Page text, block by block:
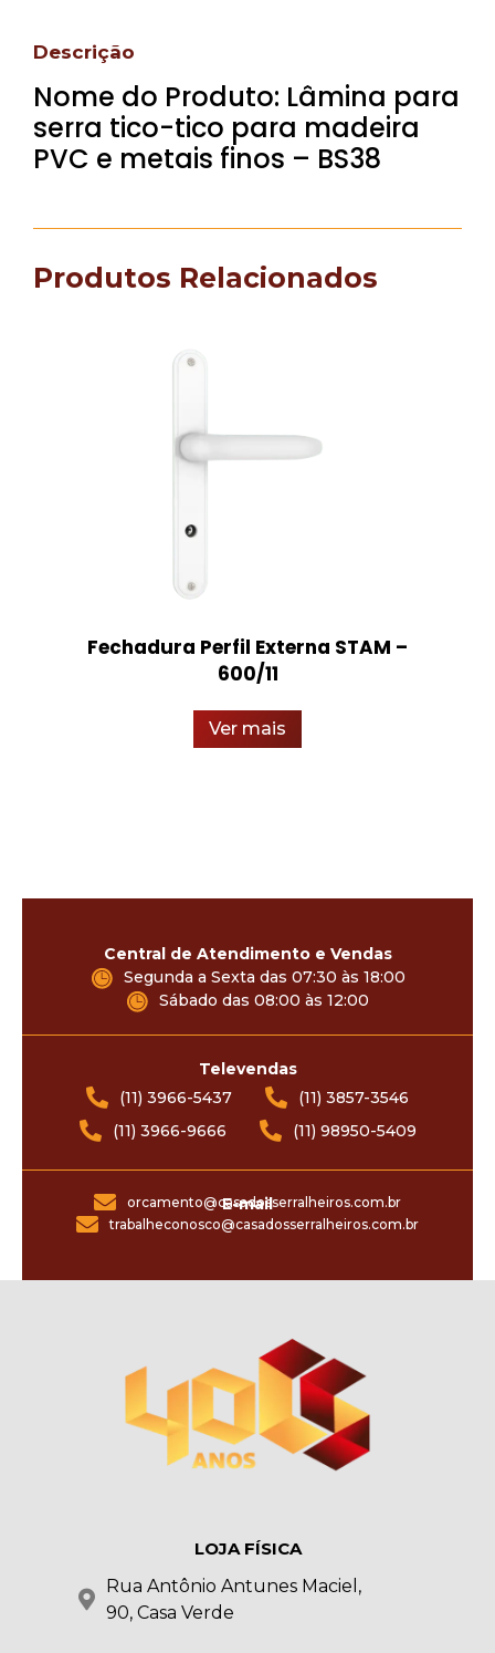
Descrição
Nome do Produto: Lâmina para
serra tico-tico para madeira
PVC e metais finos – BS38
Produtos Relacionados
Fechadura Perfil Externa STAM –
600/11
Ver mais
Central de Atendimento e Vendas
Segunda a Sexta das 07:30 às 18:00
Sábado das 08:00 às 12:00
Televendas
(11) 3966-5437
(11) 3857-3546
(11) 3966-9666
(11) 98950-5409
E-mail
orcamento@casadosserralheiros.com.br
trabalheconosco@casadosserralheiros.com.br
LOJA FÍSICA
Rua Antônio Antunes Maciel,
90, Casa Verde